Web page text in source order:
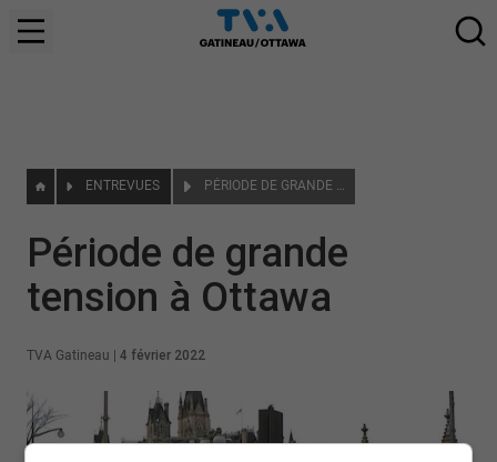
ENTREVUES PÉRIODE DE GRANDE TENSION À OTTAWA
Période de grande
tension à Ottawa
TVA Gatineau 4 février 2022